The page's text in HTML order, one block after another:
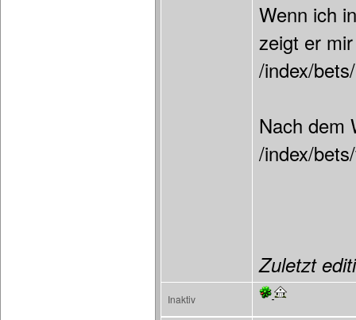
Wenn ich
zeigt er
/index/
Nach dem
/index/
Zuletzt
Inaktiv